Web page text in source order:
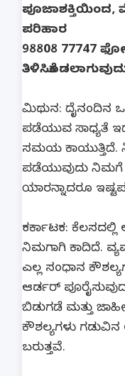
ಪೂಜಾಶಕ್ತಿಯಿಂದ,
ಪರಿಹಾರ
98808 77747
ಮಿಥುನ: ದೈನಂದಿನ
ಪಡೆಯುವ ಸಾಧ್ಯತೆ
ಸಮಯ ಕಾಯುತ್ತಿದೆ.
ಪಡೆಯುವುದು ನಿಮಗೆ
ಯಾರನ್ನಾದರೂ
ಕರ್ಕಾಟಕ: ಕೆಲಸದಲ್ಲಿ
ನಿಮಗಾಗಿ ಕಾದಿದೆ.
ಎಲ್ಲ ಸಂಧಾನ
ಆರ್ಡರ್
ಬಿಡುಗಡೆ ಮತ್ತು
ಕೌಶಲ್ಯಗಳು
ಬರುತ್ತವೆ.